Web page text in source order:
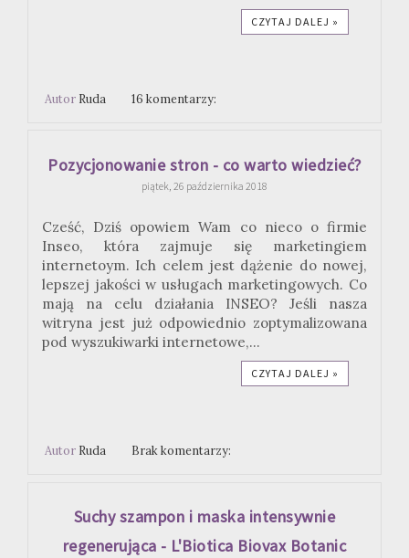
CZYTAJ DALEJ »
Autor Ruda 16 komentarzy:
Pozycjonowanie stron - co warto wiedzieć?
piątek, 26 października 2018
Cześć, Dziś opowiem Wam co nieco o firmie
Inseo, która zajmuje się marketingiem
internetoym. Ich celem jest dążenie do nowej,
lepszej jakości w usługach marketingowych. Co
mają na celu działania INSEO? Jeśli nasza
witryna jest już odpowiednio zoptymalizowana
pod wyszukiwarki internetowe,...
CZYTAJ DALEJ »
Autor Ruda Brak komentarzy:
Suchy szampon i maska intensywnie
regenerująca - L'Biotica Biovax Botanic